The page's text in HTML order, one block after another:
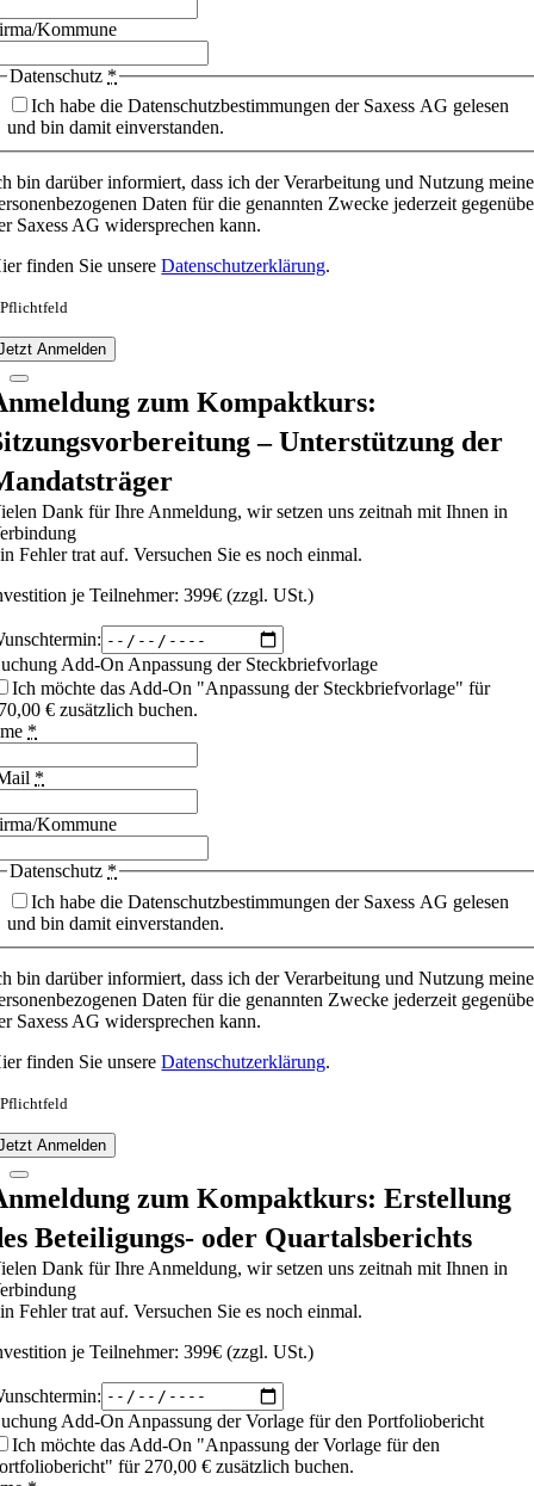
Kommune
Datenschutz *
Ich habe die Datenschutzbestimmungen der Saxess AG gelesen
und bin damit einverstanden.
bin darüber informiert, dass ich der Verarbeitung und Nutzung
Daten für die genannten Zwecke jederzeit
Saxess AG widersprechen kann.
finden Sie unsereDatenschutzerklärung.
Anmelden
zum Kompaktkurs:
– Unterstützung der
Dank für Ihre Anmeldung, wir setzen uns zeitnah mit Ihnen in
Fehler trat auf. Versuchen Sie es noch einmal.
je Teilnehmer: 399€ (zzgl. USt.)
Add-On Anpassung der Steckbriefvorlage
Ich möchte das Add-On "Anpassung der Steckbriefvorlage" für
€ zusätzlich buchen.
*
*
Kommune
Datenschutz *
Ich habe die Datenschutzbestimmungen der Saxess AG gelesen
und bin damit einverstanden.
bin darüber informiert, dass ich der Verarbeitung und Nutzung
Daten für die genannten Zwecke jederzeit
Saxess AG widersprechen kann.
finden Sie unsereDatenschutzerklärung.
Anmelden
zum Kompaktkurs: Erstellung
Beteiligungs- oder Quartalsberichts
Dank für Ihre Anmeldung, wir setzen uns zeitnah mit Ihnen in
Fehler trat auf. Versuchen Sie es noch einmal.
je Teilnehmer: 399€ (zzgl. USt.)
Add-On Anpassung der Vorlage für den Portfoliobericht
Ich möchte das Add-On "Anpassung der Vorlage für den
für 270,00 € zusätzlich buchen.